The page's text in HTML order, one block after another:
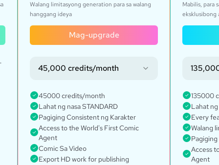
Walang limitasyong generation para sa walang
hanggang ideya
Mag-upgrade
45,000 credits/month
45000 credits/month
Lahat ng nasa STANDARD
Pagiging Consistent ng Karakter
Access to the World's First Comic
Agent
Comic Sa Video
Export HD work for publishing
Mabilis, para
eksklusibong
135000
Lahat ng
Every
Walang
Access
Agent